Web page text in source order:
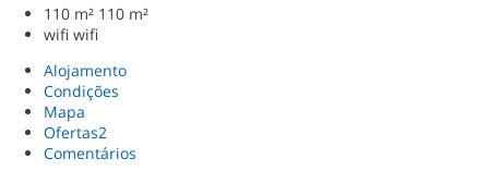
110 m² 110 m²
wifi wifi
Alojamento
Condições
Mapa
Ofertas2
Comentários